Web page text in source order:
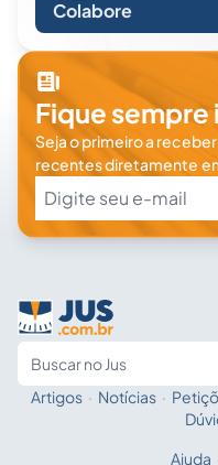
Colabore
Fique
Seja o primeiro a
recentes diretamente
Artigos · Notícias ·
Ajuda